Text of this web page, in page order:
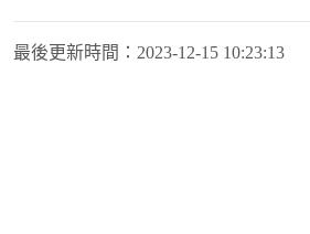
最後更新時間： 2023-12-15 10:23:13